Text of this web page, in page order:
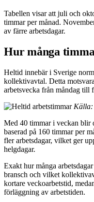
Tabellen visar att juli och
timmar per månad.
av färre arbetsdagar.
Hur många
Heltid innebär i Sverige
kollektivavtal. Detta
arbetsvecka från måndag till
Källa:
Med 40 timmar i veckan blir
baserad på 160 timmar per
fler arbetsdagar, vilket ger
helgdagar.
Exakt hur många
bransch och vilket
kortare veckoarbetstid,
förläggning av arbetstiden.